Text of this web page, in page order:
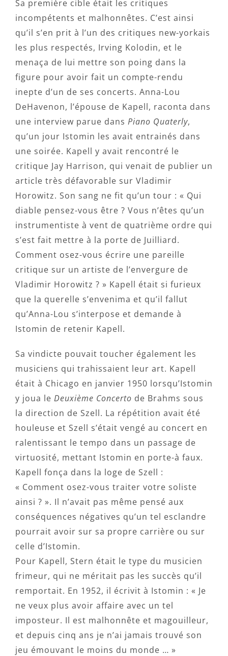
Sa première cible était les critiques
incompétents et malhonnêtes. C’est ainsi
qu’il s’en prit à l’un des critiques new-yorkais
les plus respectés, Irving Kolodin, et le
menaça de lui mettre son poing dans la
figure pour avoir fait un compte-rendu
inepte d’un de ses concerts. Anna-Lou
DeHavenon, l’épouse de Kapell, raconta dans
une interview parue dans Piano Quaterly,
qu’un jour Istomin les avait entrainés dans
une soirée. Kapell y avait rencontré le
critique Jay Harrison, qui venait de publier un
article très défavorable sur Vladimir
Horowitz. Son sang ne fit qu’un tour : « Qui
diable pensez-vous être ? Vous n’êtes qu’un
instrumentiste à vent de quatrième ordre qui
s’est fait mettre à la porte de Juilliard.
Comment osez-vous écrire une pareille
critique sur un artiste de l’envergure de
Vladimir Horowitz ? » Kapell était si furieux
que la querelle s’envenima et qu’il fallut
qu’Anna-Lou s’interpose et demande à
Istomin de retenir Kapell.
Sa vindicte pouvait toucher également les
musiciens qui trahissaient leur art. Kapell
était à Chicago en janvier 1950 lorsqu’Istomin
y joua le Deuxième Concerto de Brahms sous
la direction de Szell. La répétition avait été
houleuse et Szell s’était vengé au concert en
ralentissant le tempo dans un passage de
virtuosité, mettant Istomin en porte-à faux.
Kapell fonça dans la loge de Szell :
« Comment osez-vous traiter votre soliste
ainsi ? ». Il n’avait pas même pensé aux
conséquences négatives qu’un tel esclandre
pourrait avoir sur sa propre carrière ou sur
celle d’Istomin.
Pour Kapell, Stern était le type du musicien
frimeur, qui ne méritait pas les succès qu’il
remportait. En 1952, il écrivit à Istomin : « Je
ne veux plus avoir affaire avec un tel
imposteur. Il est malhonnête et magouilleur,
et depuis cinq ans je n’ai jamais trouvé son
jeu émouvant le moins du monde … »